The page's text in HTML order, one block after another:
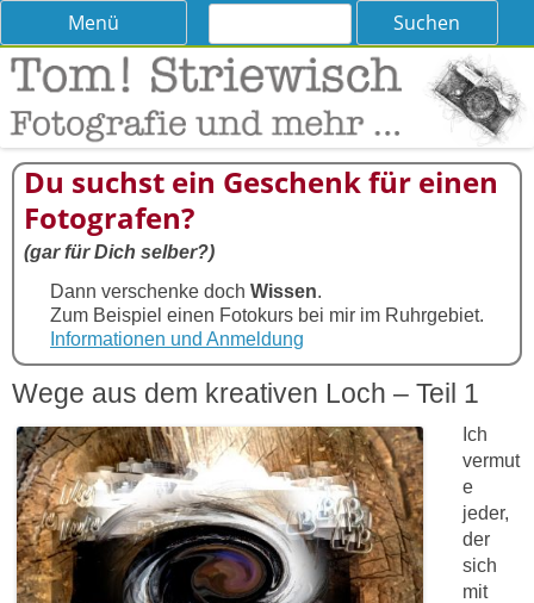
Tom! Striewisch – Fotografieren
lernen
Tipps und Tricks und Meinungen zur Fotografie
Menü
Skip
content
Suchen
Du suchst ein Geschenk für einen
Fotografen?
(gar für Dich selber?)
Dann verschenke doch Wissen.
Zum Beispiel einen Fotokurs bei mir im Ruhrgebiet.
Informationen und Anmeldung
Wege aus dem kreativen Loch – Teil 1
Ich
vermut
e
jeder,
der
sich
mit